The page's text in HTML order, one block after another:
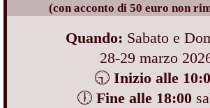
(con acconto di 50 euro non
Quando: Sabato e
28-29 marzo
🕤 Inizio alle
🕕 Fine alle 18:00